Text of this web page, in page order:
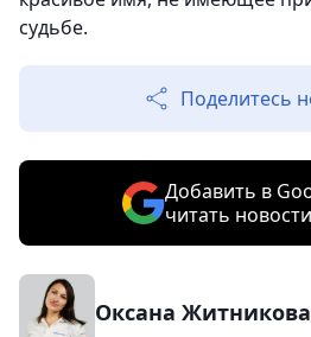
судьбе.
Поделитесь
Добавить в
читать
Оксана Житникова